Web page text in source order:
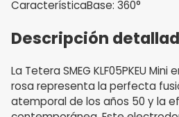
CaracterísticaBase: 360°
Descripción
La Tetera SMEG KLF05PKEU
rosa representa la perfecta
atemporal de los años 50 y la